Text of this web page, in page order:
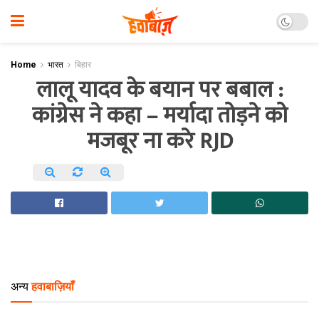
Home भारत बिहार
लालू यादव के बयान पर बबाल :
कांग्रेस ने कहा – मर्यादा तोड़ने को
मजबूर ना करे RJD
अन्य हवाबाज़ियाँ